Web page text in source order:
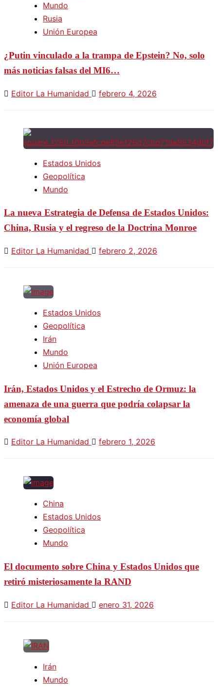
Mundo
Rusia
Unión Europea
¿Putin vinculado a la trampa de Epstein? No, solo
más noticias falsas del MI6…
Editor La Humanidad febrero 4, 2026
Estados Unidos
Geopolítica
Mundo
La nueva Estrategia de Defensa de Estados Unidos:
China, Rusia y el regreso de la Doctrina Monroe
Editor La Humanidad febrero 2, 2026
Estados Unidos
Geopolítica
Irán
Mundo
Unión Europea
Irán, Estados Unidos y el Estrecho de Ormuz: la
amenaza de una guerra que podría colapsar la
economía global
Editor La Humanidad febrero 1, 2026
China
Estados Unidos
Geopolítica
Mundo
El documento sobre China y Estados Unidos que
retiró misteriosamente la RAND
Editor La Humanidad enero 31, 2026
Irán
Mundo